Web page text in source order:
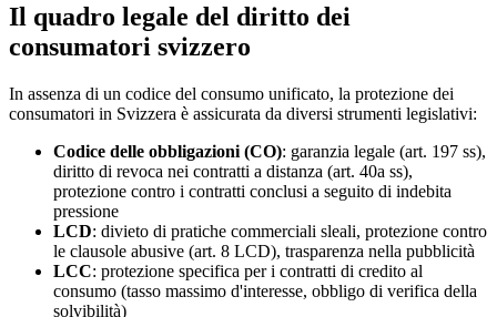
Il quadro legale del diritto dei
consumatori svizzero
In assenza di un codice del consumo unificato, la protezione dei
consumatori in Svizzera è assicurata da diversi strumenti legislativi:
Codice delle obbligazioni (CO): garanzia legale (art. 197 ss),
diritto di revoca nei contratti a distanza (art. 40a ss),
protezione contro i contratti conclusi a seguito di indebita
pressione
LCD: divieto di pratiche commerciali sleali, protezione contro
le clausole abusive (art. 8 LCD), trasparenza nella pubblicità
LCC: protezione specifica per i contratti di credito al
consumo (tasso massimo d'interesse, obbligo di verifica della
solvibilità)